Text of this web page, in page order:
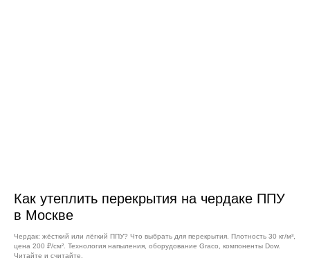
Как утеплить перекрытия на чердаке ППУ
в Москве
Чердак: жёсткий или лёгкий ППУ? Что выбрать для перекрытия. Плотность 30 кг/м³,
цена 200 ₽/см². Технология напыления, оборудование Graco, компоненты Dow.
Читайте и считайте.